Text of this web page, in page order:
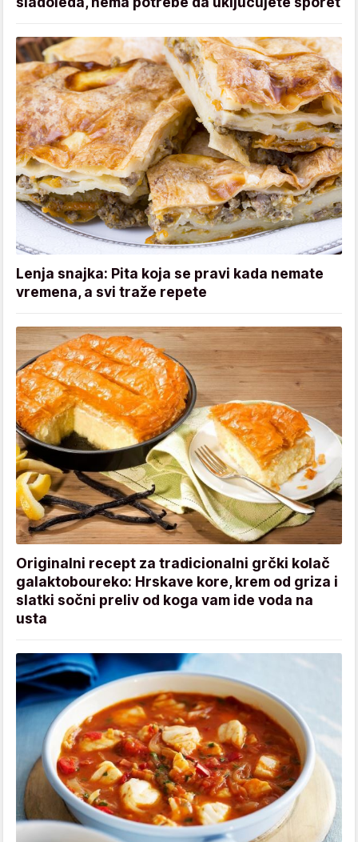
Lenja snajka: Pita koja se pravi kada nemate
vremena, a svi traže repete
Originalni recept za tradicionalni grčki kolač
galaktoboureko: Hrskave kore, krem od griza i
slatki sočni preliv od koga vam ide voda na
usta